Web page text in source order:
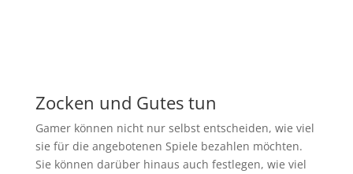
Zocken und Gutes tun
Gamer können nicht nur selbst entscheiden, wie viel
sie für die angebotenen Spiele bezahlen möchten.
Sie können darüber hinaus auch festlegen, wie viel